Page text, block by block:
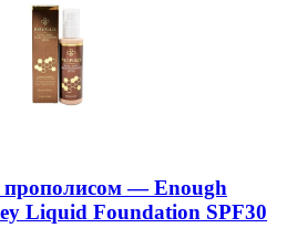
— Enough
Liquid Foundation SPF30